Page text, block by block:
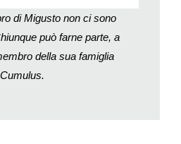
di Migusto non ci sono
può farne parte, a
della sua famiglia